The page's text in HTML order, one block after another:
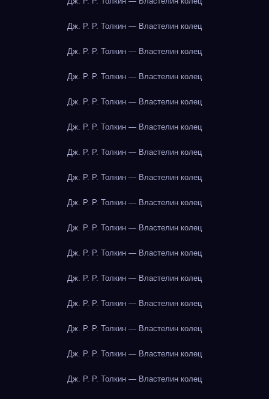
Дж. Р. Р. Толкин — Властелин колец
Дж. Р. Р. Толкин — Властелин колец
Дж. Р. Р. Толкин — Властелин колец
Дж. Р. Р. Толкин — Властелин колец
Дж. Р. Р. Толкин — Властелин колец
Дж. Р. Р. Толкин — Властелин колец
Дж. Р. Р. Толкин — Властелин колец
Дж. Р. Р. Толкин — Властелин колец
Дж. Р. Р. Толкин — Властелин колец
Дж. Р. Р. Толкин — Властелин колец
Дж. Р. Р. Толкин — Властелин колец
Дж. Р. Р. Толкин — Властелин колец
Дж. Р. Р. Толкин — Властелин колец
Дж. Р. Р. Толкин — Властелин колец
Дж. Р. Р. Толкин — Властелин колец